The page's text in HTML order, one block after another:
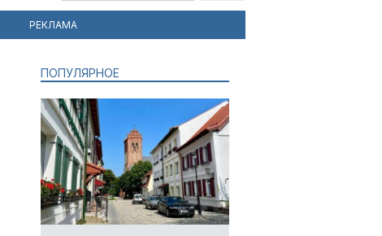
РЕКЛАМА
ПОПУЛЯРНОЕ